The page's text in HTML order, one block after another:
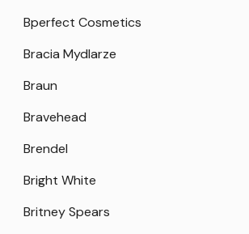
Bperfect Cosmetics
Bracia Mydlarze
Braun
Bravehead
Brendel
Bright White
Britney Spears